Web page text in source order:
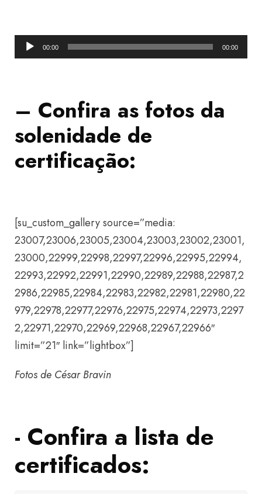
o
d
o
d
u
d
i
o
00:00 00:00
– Confira as fotos da
solenidade de
certificação:
[su_custom_gallery source=”media:
23007,23006,23005,23004,23003,23002,23001,
23000,22999,22998,22997,22996,22995,22994,
22993,22992,22991,22990,22989,22988,22987,2
2986,22985,22984,22983,22982,22981,22980,22
979,22978,22977,22976,22975,22974,22973,2297
2,22971,22970,22969,22968,22967,22966″
limit=”21″ link=”lightbox”]
Fotos de César Bravin
- Confira a lista de
certificados: